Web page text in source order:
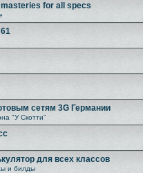
masteries for all specs
сетям 3G Германии
"У Скотти"
для всех классов
и билды